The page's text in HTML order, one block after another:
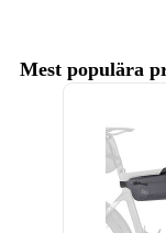
Mest populära